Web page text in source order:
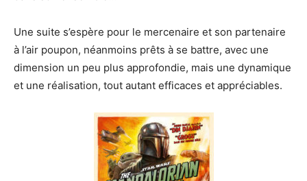
Une suite s’espère pour le mercenaire et son partenaire
à l’air poupon, néanmoins prêts à se battre, avec une
dimension un peu plus approfondie, mais une dynamique
et une réalisation, tout autant efficaces et appréciables.